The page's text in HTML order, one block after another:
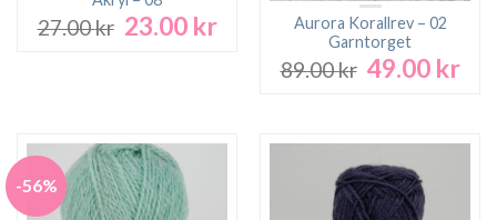
27.00kr Det
23.00 krDet
Aurora Korallrev – 02
Garntorget
89.00kr Det
89.00 kr.
49.00 krDet
-56%